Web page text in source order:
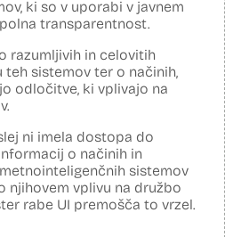
ki so v uporabi v javnem
transparentnost.
razumljivih in celovitih
sistemov ter o načinih,
odločitve, ki vplivajo na
ni imela dostopa do
o načinih in
sistemov
njihovem vplivu na družbo
rabe UI premošča to vrzel.